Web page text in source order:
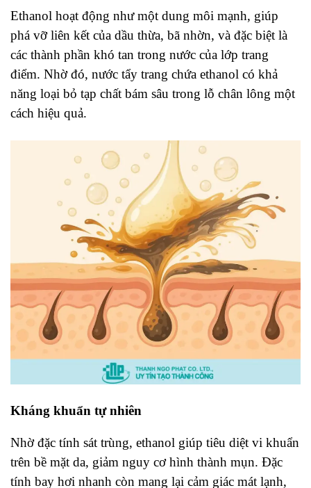
Ethanol hoạt động như một dung môi mạnh, giúp
phá vỡ liên kết của dầu thừa, bã nhờn, và đặc biệt là
các thành phần khó tan trong nước của lớp trang
điểm. Nhờ đó, nước tẩy trang chứa ethanol có khả
năng loại bỏ tạp chất bám sâu trong lỗ chân lông một
cách hiệu quả.
Kháng khuẩn tự nhiên
Nhờ đặc tính sát trùng, ethanol giúp tiêu diệt vi khuẩn
trên bề mặt da, giảm nguy cơ hình thành mụn. Đặc
tính bay hơi nhanh còn mang lại cảm giác mát lạnh,